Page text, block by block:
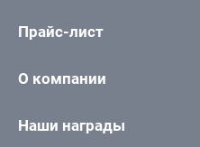
Прайс-лист
О компании
Наши награды